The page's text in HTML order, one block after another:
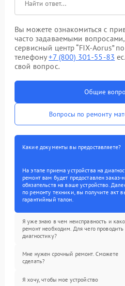
Вы можете ознакомиться с
часто задаваемыми
сервисный центр “FIX-Aorus”
телефону+7 (800) 301-55-83
свой вопрос.
Общие
Вопросы по ремонту
Какие документы вы предоставляете?
На этапе приема устройства на
ремонт вам будет предоставлен
обязательств на ваше устройство.
по ремонту техники, вы получите акт
гарантийный талон.
Я уже знаю в чем неисправность и
ремонт необходим. Для чего проводить
диагностику?
Мне нужен срочный ремонт. Сможете
сделать?
Я хочу, чтобы мое устройство